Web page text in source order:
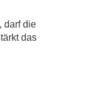
darf die
das